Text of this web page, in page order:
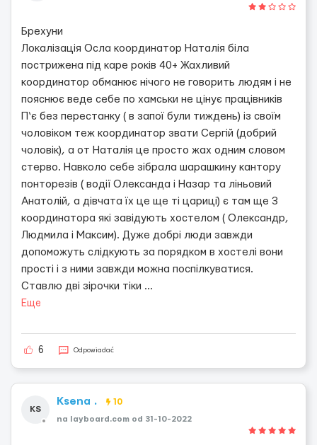
Брехуни
Локалізація Осла координатор Наталія біла
пострижена під каре років 40+ Жахливий
координатор обманює нічого не говорить людям і не
пояснює веде себе по хамськи не цінує працівників
П‘є без перестанку ( в запої були тиждень) із своїм
чоловіком теж координатор звати Сергій (добрий
чоловік), а от Наталія це просто жах одним словом
стерво. Навколо себе зібрала шарашкину кантору
понторезів ( водії Олександа і Назар та ліньовий
Анатолій, а дівчата їх це ще ті цариці) є там ще 3
координатора які завідують хостелом ( Олександр,
Людмила і Максим). Дуже добрі люди завжди
допоможуть слідкують за порядком в хостелі вони
прості і з ними завжди можна поспілкуватися.
Ставлю дві зірочки тіки ...
Еще
6 Odpowiadać
KS
Ksena . 10
na layboard.com od 31-10-2022